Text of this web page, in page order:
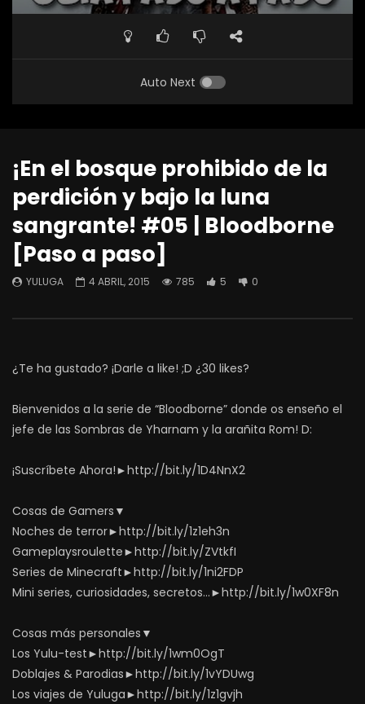
Auto Next
¡En el bosque prohibido de la
perdición y bajo la luna
sangrante! #05 | Bloodborne
[Paso a paso]
YULUGA 4 ABRIL, 2015 785 5 0
¿Te ha gustado? ¡Darle a like! ;D ¿30 likes?
Bienvenidos a la serie de “Bloodborne” donde os enseño el
jefe de las Sombras de Yharnam y la arañita Rom! D:
¡Suscríbete Ahora!►http://bit.ly/1D4NnX2
Cosas de Gamers▼
Noches de terror►http://bit.ly/1z1eh3n
Gameplaysroulette►http://bit.ly/ZVtkfI
Series de Minecraft►http://bit.ly/1ni2FDP
Mini series, curiosidades, secretos…►http://bit.ly/1w0XF8n
Cosas más personales▼
Los Yulu-test►http://bit.ly/1wm0OgT
Doblajes & Parodias►http://bit.ly/1vYDUwg
Los viajes de Yuluga►http://bit.ly/1z1gvjh